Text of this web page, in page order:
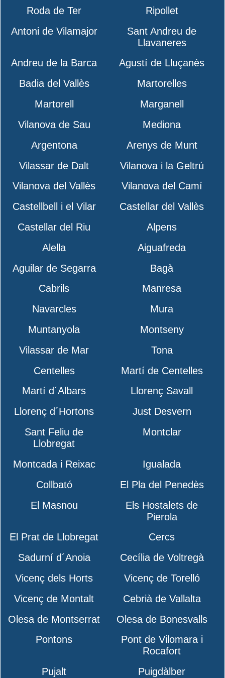
Roda de Ter
Ripollet
Antoni de Vilamajor
Sant Andreu de
Llavaneres
Andreu de la Barca
Agustí de Lluçanès
Badia del Vallès
Martorelles
Martorell
Marganell
Vilanova de Sau
Mediona
Argentona
Arenys de Munt
Vilassar de Dalt
Vilanova i la Geltrú
Vilanova del Vallès
Vilanova del Camí
Castellbell i el Vilar
Castellar del Vallès
Castellar del Riu
Alpens
Alella
Aiguafreda
Aguilar de Segarra
Bagà
Cabrils
Manresa
Navarcles
Mura
Muntanyola
Montseny
Vilassar de Mar
Tona
Centelles
Martí de Centelles
Martí d´Albars
Llorenç Savall
Llorenç d´Hortons
Just Desvern
Sant Feliu de
Llobregat
Montclar
Montcada i Reixac
Igualada
Collbató
El Pla del Penedès
El Masnou
Els Hostalets de
Pierola
El Prat de Llobregat
Cercs
Sadurní d´Anoia
Cecília de Voltregà
Vicenç dels Horts
Vicenç de Torelló
Vicenç de Montalt
Cebrià de Vallalta
Olesa de Montserrat
Olesa de Bonesvalls
Pontons
Pont de Vilomara i
Rocafort
Pujalt
Puigdàlber